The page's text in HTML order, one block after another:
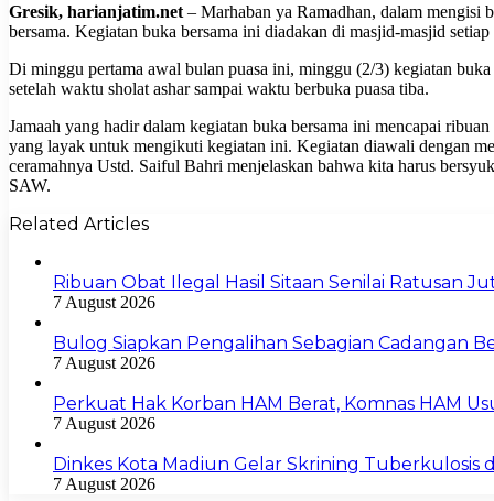
Gresik, harianjatim.net – Marhaban ya Ramadhan, dalam mengisi
bersama. Kegiatan buka bersama ini diadakan di masjid-masjid
Di minggu pertama awal bulan puasa ini, minggu (2/3) kegiatan
setelah waktu sholat ashar sampai waktu berbuka puasa tiba.
Jamaah yang hadir dalam kegiatan buka bersama ini mencapai
yang layak untuk mengikuti kegiatan ini. Kegiatan diawali dengan
ceramahnya Ustd. Saiful Bahri menjelaskan bahwa kita harus
SAW.
Related Articles
Ribuan Obat Ilegal Hasil Sitaan Senilai Ratusan
7 August 2026
Bulog Siapkan Pengalihan Sebagian Cadangan
7 August 2026
Perkuat Hak Korban HAM Berat, Komnas HAM
7 August 2026
Dinkes Kota Madiun Gelar Skrining Tuberkulosis
7 August 2026